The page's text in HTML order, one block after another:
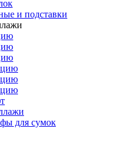
и подставки
для сумок